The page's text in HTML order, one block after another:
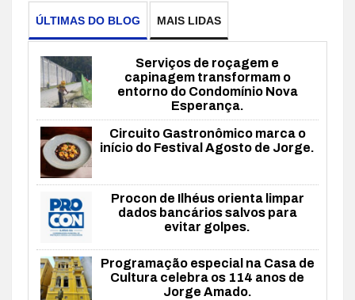
ÚLTIMAS DO BLOG MAIS LIDAS
Serviços de roçagem e
capinagem transformam o
entorno do Condomínio Nova
Esperança.
Circuito Gastronômico marca o
início do Festival Agosto de Jorge.
Procon de Ilhéus orienta limpar
dados bancários salvos para
evitar golpes.
Programação especial na Casa de
Cultura celebra os 114 anos de
Jorge Amado.